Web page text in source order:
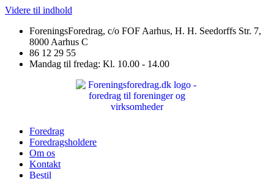
Videre til indhold
ForeningsForedrag, c/o FOF Aarhus, H. H. Seedorffs Str. 7,
8000 Aarhus C
86 12 29 55
Mandag til fredag: Kl. 10.00 - 14.00
Foredrag
Foredragsholdere
Om os
Kontakt
Bestil